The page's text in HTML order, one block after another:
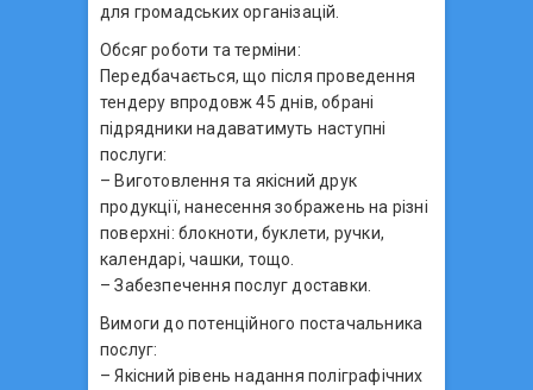
для громадських організацій.
Обсяг роботи та терміни:
Передбачається, що після проведення
тендеру впродовж 45 днів, обрані
підрядники надаватимуть наступні
послуги:
– Виготовлення та якісний друк
продукції, нанесення зображень на різні
поверхні: блокноти, буклети, ручки,
календарі, чашки, тощо.
– Забезпечення послуг доставки.
Вимоги до потенційного постачальника
послуг:
– Якісний рівень надання поліграфічних